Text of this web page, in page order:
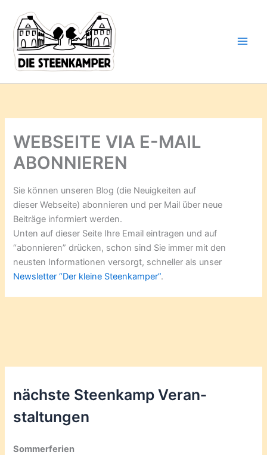
Inhalt
springen
WEBSEITE VIA E-MAIL
ABONNIEREN
Sie können unseren Blog (die Neuigkeiten auf
dieser Webseite) abonnieren und per Mail über neue
Beiträge informiert werden.
Unten auf dieser Seite Ihre Email eintragen und auf
“abonnieren” drücken, schon sind Sie immer mit den
neusten Informationen versorgt, schneller als unser
Newsletter “Der kleine Steenkamper”.
nächste Steenkamp Veran­
staltungen
Sommerferien
deine
Mail-
Adresse
ein ...